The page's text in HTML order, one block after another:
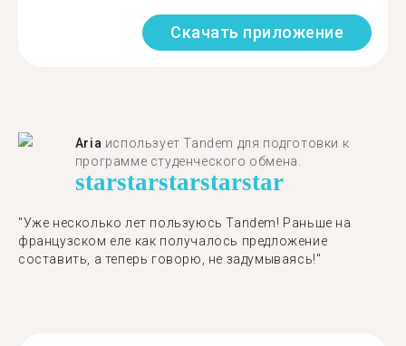
Скачать приложение
Aria использует Tandem для подготовки к
программе студенческого обмена.
starstarstarstarstar
"​​Уже несколько лет пользуюсь Tandem! Раньше на
французском еле как получалось предложение
составить, а теперь говорю, не задумываясь!"